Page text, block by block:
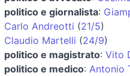
politico e giornalista:
Carlo Andreotti (21/5)
Claudio Martelli (24/9)
politico e magistrato: Vito
politico e medico: Antonio